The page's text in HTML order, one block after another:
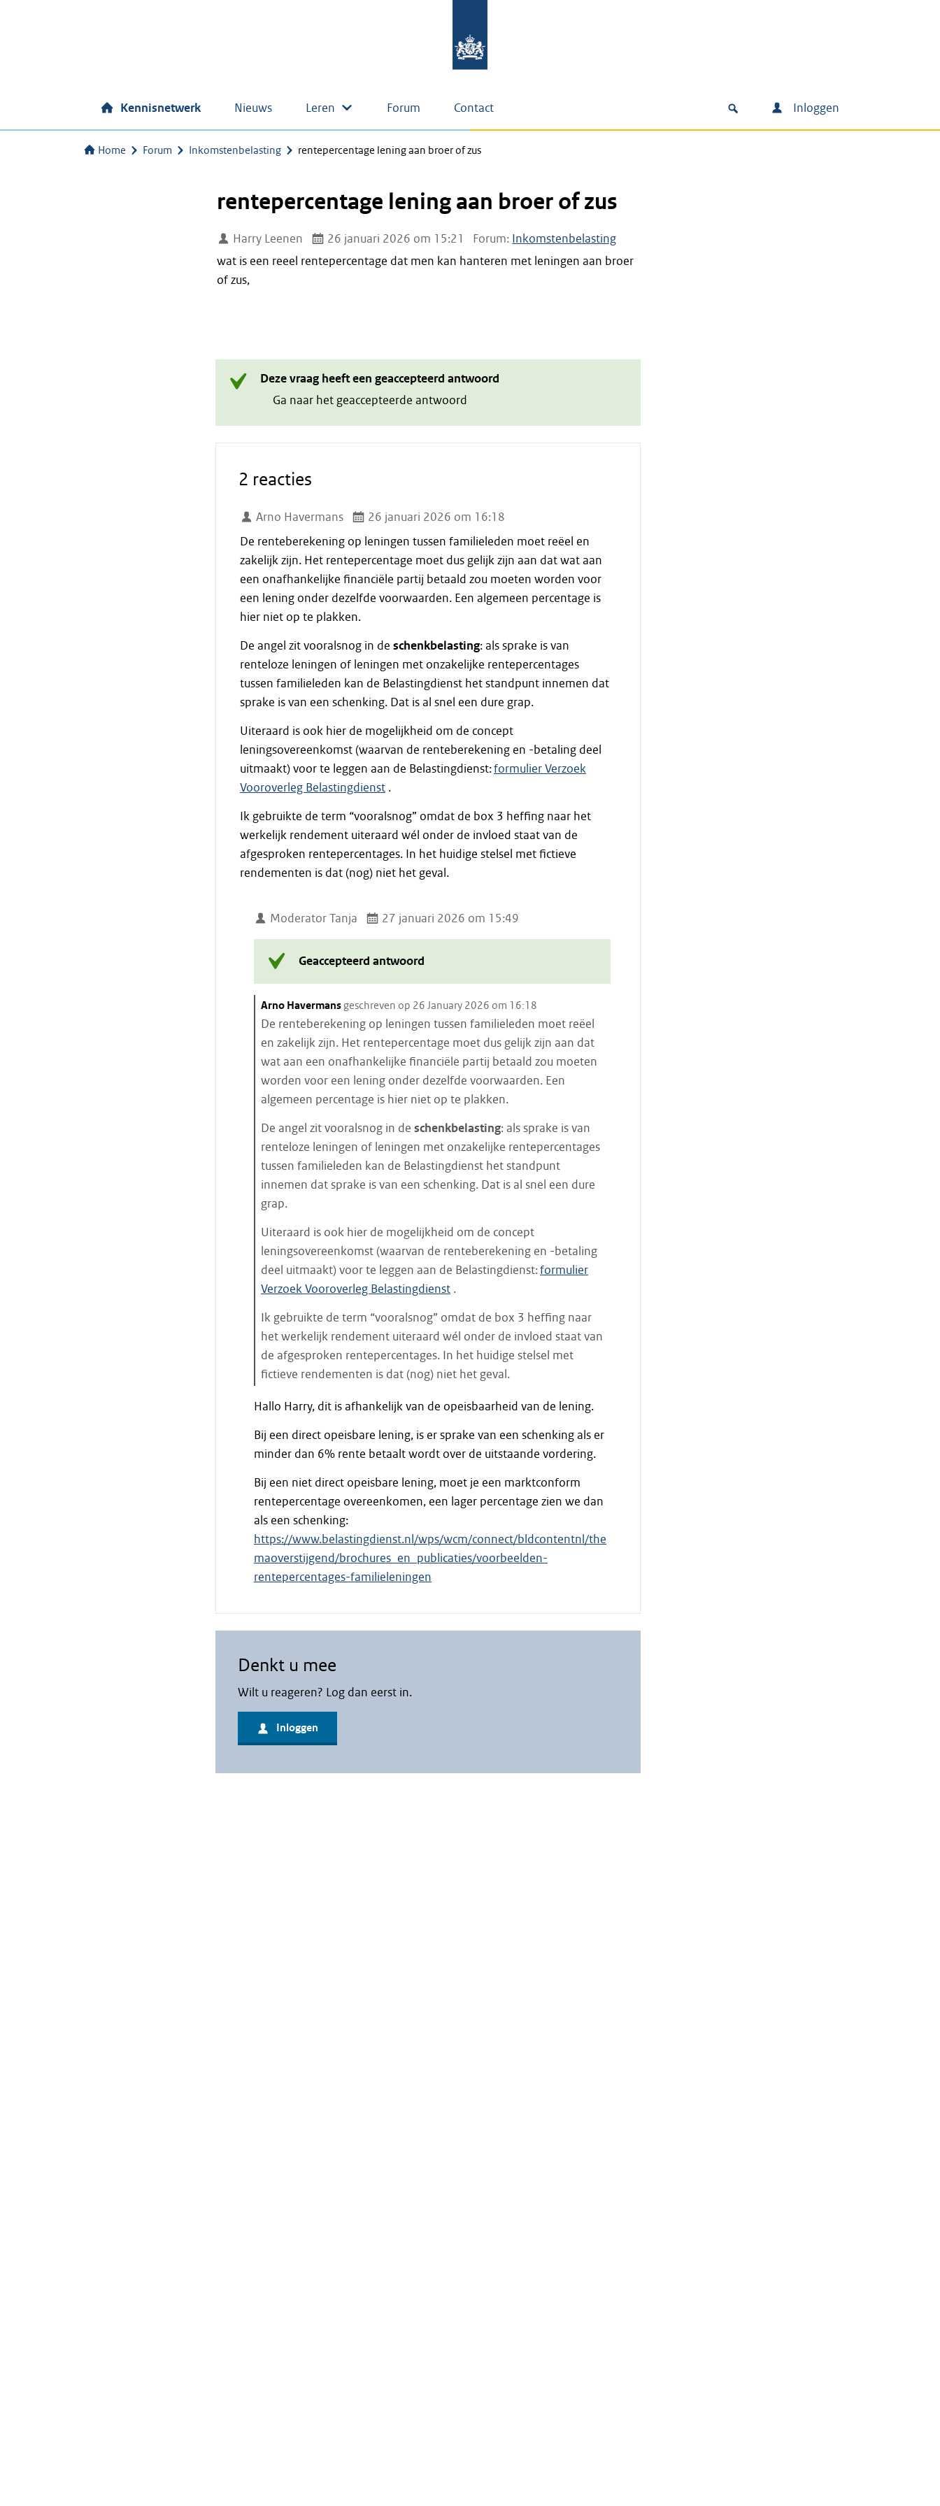
Kennisnetwerk Nieuws Leren Forum Contact Inloggen
Home Forum Inkomstenbelasting rentepercentage lening aan broer of zus
rentepercentage lening aan broer of zus
Harry Leenen 26 januari 2026 om 15:21 Forum: Inkomstenbelasting
wat is een reeel rentepercentage dat men kan hanteren met leningen aan broer
of zus,
Deze vraag heeft een geaccepteerd antwoord
Ga naar het geaccepteerde antwoord
2 reacties
Arno Havermans
26 januari 2026 om 16:18
De renteberekening op leningen tussen familieleden moet reëel en
zakelijk zijn. Het rentepercentage moet dus gelijk zijn aan dat wat aan
een onafhankelijke financiële partij betaald zou moeten worden voor
een lening onder dezelfde voorwaarden. Een algemeen percentage is
hier niet op te plakken.
De angel zit vooralsnog in de schenkbelasting: als sprake is van
renteloze leningen of leningen met onzakelijke rentepercentages
tussen familieleden kan de Belastingdienst het standpunt innemen dat
sprake is van een schenking. Dat is al snel een dure grap.
Uiteraard is ook hier de mogelijkheid om de concept
leningsovereenkomst (waarvan de renteberekening en -betaling deel
uitmaakt) voor te leggen aan de Belastingdienst:formulier Verzoek
Vooroverleg Belastingdienst.
Ik gebruikte de term “vooralsnog” omdat de box 3 heffing naar het
werkelijk rendement uiteraard wél onder de invloed staat van de
afgesproken rentepercentages. In het huidige stelsel met fictieve
rendementen is dat (nog) niet het geval.
Moderator Tanja 27 januari 2026 om 15:49
Geaccepteerd antwoord
Citaat
starten
Arno Havermans geschreven op 26 January 2026 om 16:18
De renteberekening op leningen tussen familieleden moet reëel
en zakelijk zijn. Het rentepercentage moet dus gelijk zijn aan dat
wat aan een onafhankelijke financiële partij betaald zou moeten
worden voor een lening onder dezelfde voorwaarden. Een
algemeen percentage is hier niet op te plakken.
De angel zit vooralsnog in de schenkbelasting: als sprake is van
renteloze leningen of leningen met onzakelijke rentepercentages
tussen familieleden kan de Belastingdienst het standpunt
innemen dat sprake is van een schenking. Dat is al snel een dure
grap.
Uiteraard is ook hier de mogelijkheid om de concept
leningsovereenkomst (waarvan de renteberekening en -betaling
deel uitmaakt) voor te leggen aan de Belastingdienst:formulier
Verzoek Vooroverleg Belastingdienst.
Ik gebruikte de term “vooralsnog” omdat de box 3 heffing naar
het werkelijk rendement uiteraard wél onder de invloed staat van
de afgesproken rentepercentages. In het huidige stelsel met
fictieve rendementen is dat (nog) niet het geval.
citaat
Hallo Harry, dit is afhankelijk van de opeisbaarheid van de lening.
Bij een direct opeisbare lening, is er sprake van een schenking als er
minder dan 6% rente betaalt wordt over de uitstaande vordering.
Bij een niet direct opeisbare lening, moet je een marktconform
rentepercentage overeenkomen, een lager percentage zien we dan
als een schenking:
https://www.belastingdienst.nl/wps/wcm/connect/bldcontentnl/the
maoverstijgend/brochures_en_publicaties/voorbeelden-
rentepercentages-familieleningen
Denkt u mee
Wilt u reageren? Log dan eerst in.
Inloggen